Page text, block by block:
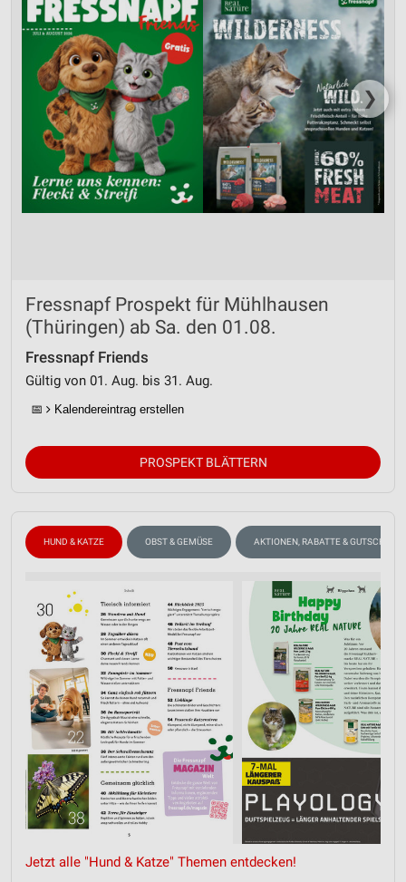
❯
Fressnapf Prospekt für Mühlhausen
(Thüringen) ab Sa. den 01.08.
Fressnapf Friends
Gültig von 01. Aug. bis 31. Aug.
📅 Kalendereintrag erstellen
PROSPEKT BLÄTTERN
HUND & KATZE OBST & GEMÜSE AKTIONEN, RABATTE & GUTSCHEINE
Jetzt alle "Hund & Katze" Themen entdecken!